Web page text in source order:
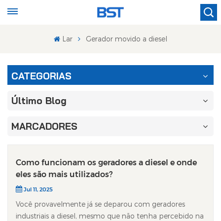
Lar Gerador movido a diesel
CATEGORIAS
Último Blog
MARCADORES
Como funcionam os geradores a diesel e onde
eles são mais utilizados?
Jul 11, 2025
Você provavelmente já se deparou com geradores
industriais a diesel, mesmo que não tenha percebido na